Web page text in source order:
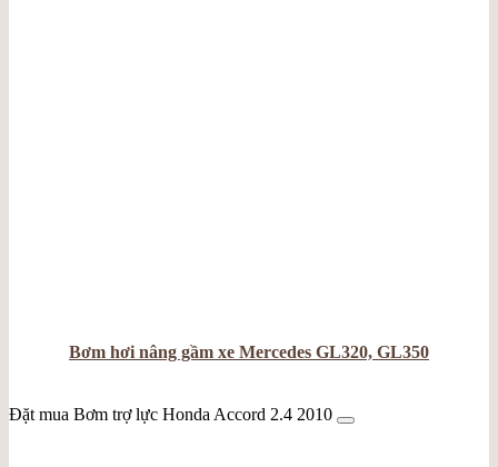
Bơm hơi nâng gầm xe Mercedes GL320, GL350
Đặt mua Bơm trợ lực Honda Accord 2.4 2010